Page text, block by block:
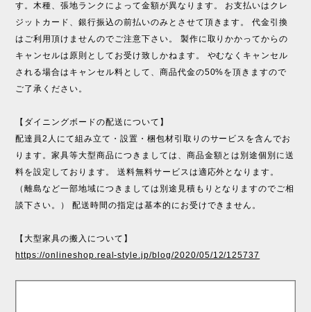
す。木種、張地ランクによって金額が異なります。 お支払いはクレ
ジットカード、銀行振込の前払いのみとさせて頂きます。 代金引換
はご利用頂けませんのでご注意下さい。 製作に取りかかってからの
キャンセルは原則としてお受け致しかねます。 やむなくキャンセル
される場合はキャンセル料として、商品代金の50%を頂きますので
ご了承ください。
【ダイニングボードの配送について】
配達員2人にて組み立て・設置・梱包材引取りのサービスを含んでお
ります。家具等大型商品につきましては、商品金額とは別途個別に送
料を設定しております。 送料無料サービスは適応外となります。
（離島など一部地域につきましては別途見積もりとなりますのでご相
談下さい。） 配送時間の指定は基本的にお受けできません。
【大型家具の搬入について】
https://onlineshop.real-style.jp/blog/2020/05/12/125737